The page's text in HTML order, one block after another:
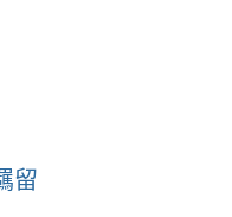
留